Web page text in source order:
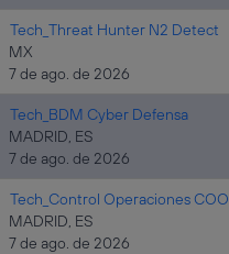
Tech_Threat Hunter N2 Detect
MX
7 de ago. de 2026
Tech_BDM Cyber Defensa
MADRID, ES
7 de ago. de 2026
Tech_Control Operaciones COO
MADRID, ES
7 de ago. de 2026